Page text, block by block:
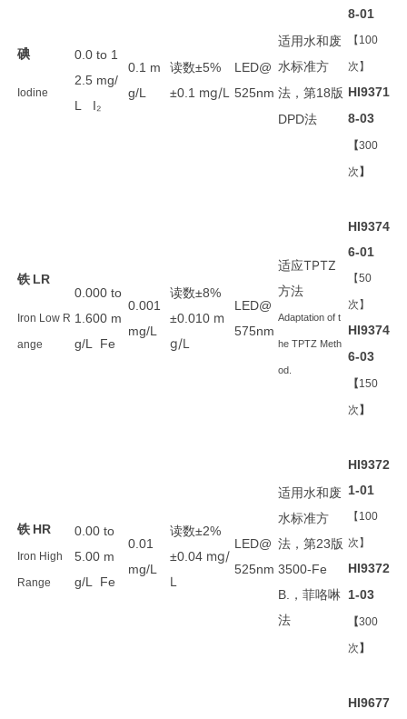
碘
Iodine
0.0 to 1
2.5 mg/
L I₂
0.1 m
g/L
读数±5%
±0.1 mg/L
LED@
525nm
适用水和废
水标准方
法 ， 第18 版
DPD法
8-01
【100
次】
HI9371
8-03
【300
次】
铁 LR
Iron Low R
ange
0.000 to
1.600 m
g/L Fe
0.001
mg/L
读数±8%
±0.010 m
g/L
LED@
575nm
适应TPTZ
方法
Adaptation of t
he TPTZ Meth
od.
HI9374
6-01
【50
次】
HI9374
6-03
【150
次】
铁 HR
Iron High
Range
0.00 to
5.00 m
g/L Fe
0.01
mg/L
读数±2%
±0.04 mg/
L
LED@
525nm
适用水和废
水标准方
法 ， 第23版
3500-Fe
B.， 菲咯啉
法
HI9372
1-01
【100
次】
HI9372
1-03
【300
次】
HI9677